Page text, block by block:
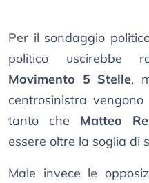
Per il sondaggio
politico uscirebbe
Movimento 5 Stelle,
centrosinistra
tanto che Matteo
essere oltre la soglia di
Male invece le